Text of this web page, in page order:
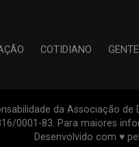
COTIDIANO
da Associação
0001-83. Para maiores
Desenvolvido com ♥